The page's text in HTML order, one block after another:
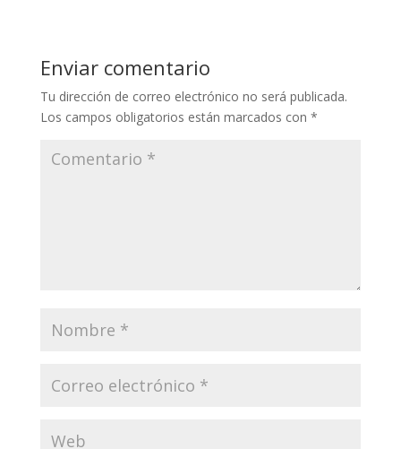
Enviar comentario
Tu dirección de correo electrónico no será publicada.
Los campos obligatorios están marcados con *